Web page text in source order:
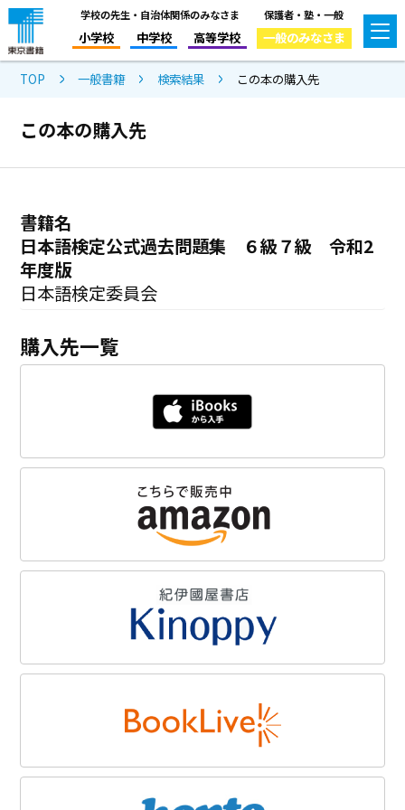
学校の先生・自治体関係のみなさま
小学校 中学校 高等学校
保護者・塾・一般
一般のみなさま
TOP 一般書籍 検索結果 この本の購入先
この本の購入先
書籍名
日本語検定公式過去問題集 ６級７級 令和2
年度版
日本語検定委員会
購入先一覧